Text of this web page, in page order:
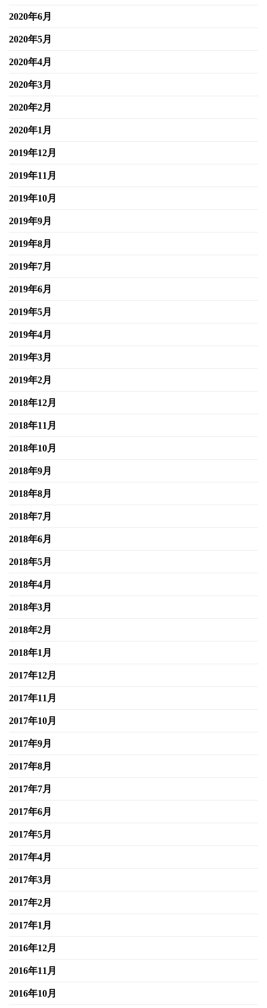
2020年6月
2020年5月
2020年4月
2020年3月
2020年2月
2020年1月
2019年12月
2019年11月
2019年10月
2019年9月
2019年8月
2019年7月
2019年6月
2019年5月
2019年4月
2019年3月
2019年2月
2018年12月
2018年11月
2018年10月
2018年9月
2018年8月
2018年7月
2018年6月
2018年5月
2018年4月
2018年3月
2018年2月
2018年1月
2017年12月
2017年11月
2017年10月
2017年9月
2017年8月
2017年7月
2017年6月
2017年5月
2017年4月
2017年3月
2017年2月
2017年1月
2016年12月
2016年11月
2016年10月